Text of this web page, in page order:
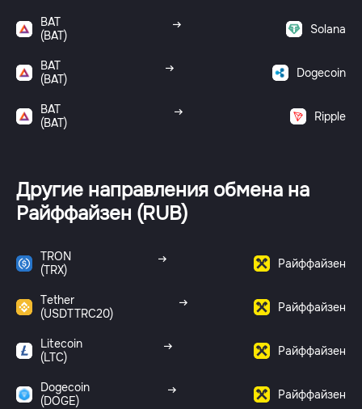
BAT
(BAT)
Solana
BAT
(BAT)
Dogecoin
BAT
(BAT)
Ripple
Другие направления обмена на
Райффайзен (RUB)
TRON
(TRX)
Райффайзен
Tether
(USDTTRC20)
Райффайзен
Litecoin
(LTC)
Райффайзен
Dogecoin
(DOGE)
Райффайзен